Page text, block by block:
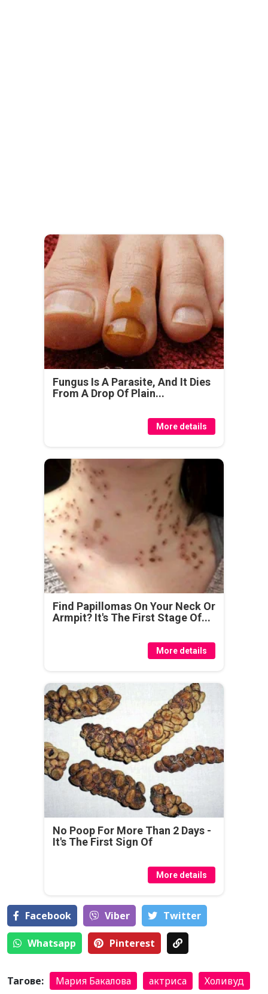
Fungus Is A Parasite, And It Dies
From A Drop Of Plain...
More details
Find Papillomas On Your Neck Or
Armpit? It's The First Stage Of...
More details
No Poop For More Than 2 Days -
It's The First Sign Of
More details
Facebook Viber Тwitter
Whatsapp Pinterest
Тагове: Мария Бакалова актриса
Холивуд